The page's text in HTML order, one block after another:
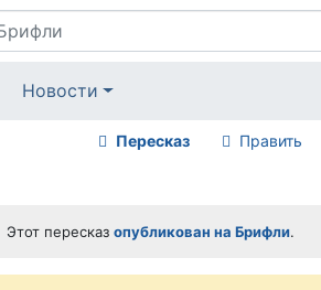
Новости
Пересказ Править
Этот пересказ опубликован на Брифли.